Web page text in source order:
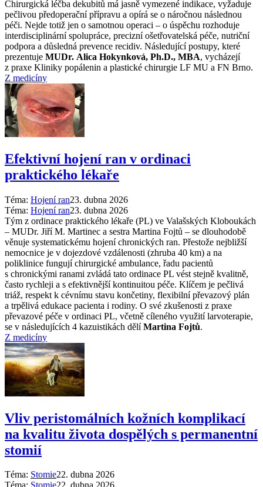
Chirurgická léčba dekubitů má jasně vymezené indikace, vyžaduje
pečlivou předoperační přípravu a opírá se o náročnou následnou
péči. Nejde totiž jen o samotnou operaci –⁠ o úspěchu rozhoduje
interdisciplinární spolupráce, precizní ošetřovatelská péče, nutriční
podpora a důsledná prevence recidiv. Následující postupy, které
prezentuje MUDr. Alica Hokynková, Ph.D., MBA, vycházejí
z praxe Kliniky popálenin a plastické chirurgie LF MU a FN Brno.
Z medicíny
Efektivní hojení ran v ordinaci
praktického lékaře
Téma: Hojení ran23. dubna 2026
Téma: Hojení ran23. dubna 2026
Tým z ordinace praktického lékaře (PL) ve Valašských Kloboukách
–⁠ MUDr. Jiří M. Martinec a sestra Martina Fojtů –⁠ se dlouhodobě
věnuje systematickému hojení chronických ran. Přestože nejbližší
nemocnice je v dojezdové vzdálenosti (zhruba 40 km) a na
poliklinice fungují chirurgické ambulance, řadu pacientů
s chronickými ranami zvládá tato ordinace PL vést stejně kvalitně,
často rychleji a s efektivnější kontinuitou péče. Klíčem je pečlivá
triáž, respekt k cévnímu stavu končetiny, flexibilní převazový plán
a trpělivá edukace pacienta i rodiny. O své zkušenosti z praxe
převazové péče v ordinaci PL, včetně cíleného využití larvoterapie,
se v následujících 4 kazuistikách dělíMartina Fojtů.
Z medicíny
Vliv peristomálních kožních komplikací
na kvalitu života dospělých s permanentní
stomií
Téma: Stomie22. dubna 2026